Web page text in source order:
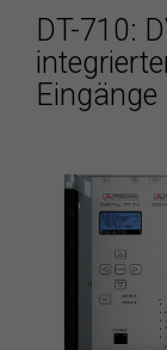
DT-710:
Eingänge